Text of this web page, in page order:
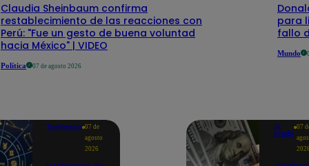
Claudia Sheinbaum confirma
restablecimiento de las reacciones con
Perú: "Fue un gesto de buena voluntad
hacia México" | VIDEO
Política 07 de agosto 2026
para
fallo
Mundo
Tendencias 07 de
agosto
2026
Te
ayudo
07
2026